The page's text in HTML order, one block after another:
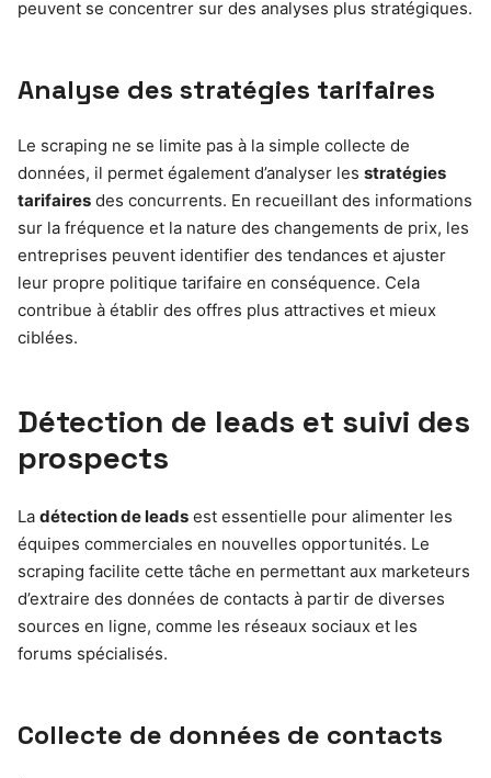
peuvent se concentrer sur des analyses plus stratégiques.
Analyse des stratégies tarifaires
Le scraping ne se limite pas à la simple collecte de
données, il permet également d’analyser les stratégies
tarifaires des concurrents. En recueillant des informations
sur la fréquence et la nature des changements de prix, les
entreprises peuvent identifier des tendances et ajuster
leur propre politique tarifaire en conséquence. Cela
contribue à établir des offres plus attractives et mieux
ciblées.
Détection de leads et suivi des
prospects
La détection de leads est essentielle pour alimenter les
équipes commerciales en nouvelles opportunités. Le
scraping facilite cette tâche en permettant aux marketeurs
d’extraire des données de contacts à partir de diverses
sources en ligne, comme les réseaux sociaux et les
forums spécialisés.
Collecte de données de contacts